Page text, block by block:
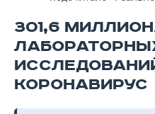
301,6
КОРОНАВИРУС